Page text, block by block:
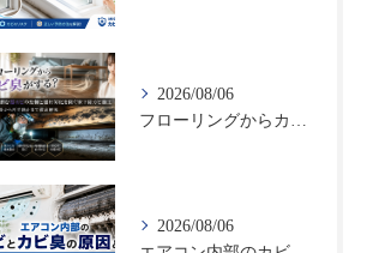
2026/08/06
フローリングからカビ臭がする？床下に潜む黒カビの恐怖と建材劣化を防ぐ床下除カビ施工｜原因調査から再発防止まで徹底解説
2026/08/06